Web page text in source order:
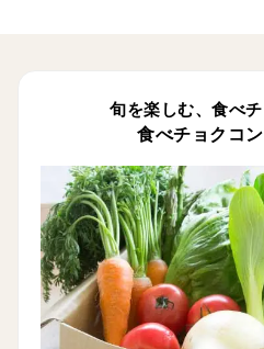
旬を楽しむ、食べ
食べチョクコ